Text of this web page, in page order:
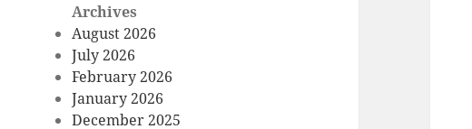
Archives
August 2026
July 2026
February 2026
January 2026
December 2025